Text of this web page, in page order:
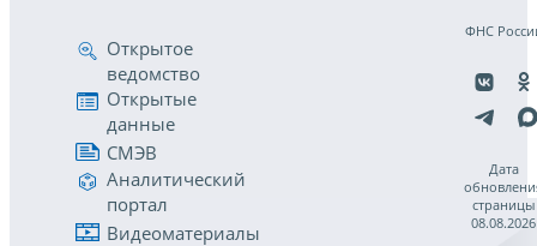
Открытое
ведомство
Открытые
данные
СМЭВ
Аналитический
портал
Видеоматериалы
ФНС
Дата
страницы
08.08.2026